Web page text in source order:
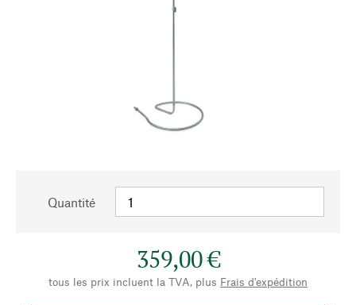
Quantité
359,00 €
tous les prix incluent la TVA, plus Frais d'expédition